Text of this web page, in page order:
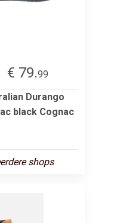
€ 79.99
Durango
black Cognac
shops